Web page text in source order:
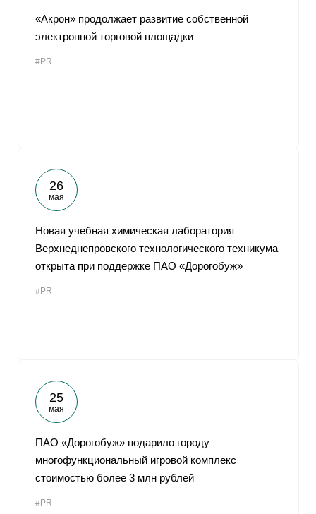
«Акрон» продолжает развитие собственной
электронной торговой площадки
#PR
26
мая
Новая учебная химическая лаборатория
Верхнеднепровского технологического техникума
открыта при поддержке ПАО «Дорогобуж»
#PR
25
мая
ПАО «Дорогобуж» подарило городу
многофункциональный игровой комплекс
стоимостью более 3 млн рублей
#PR